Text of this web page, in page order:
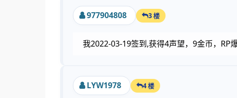
977904808 3 楼
我2022-03-19签到,获得4声望，9金币，RP
LYW1978 4 楼